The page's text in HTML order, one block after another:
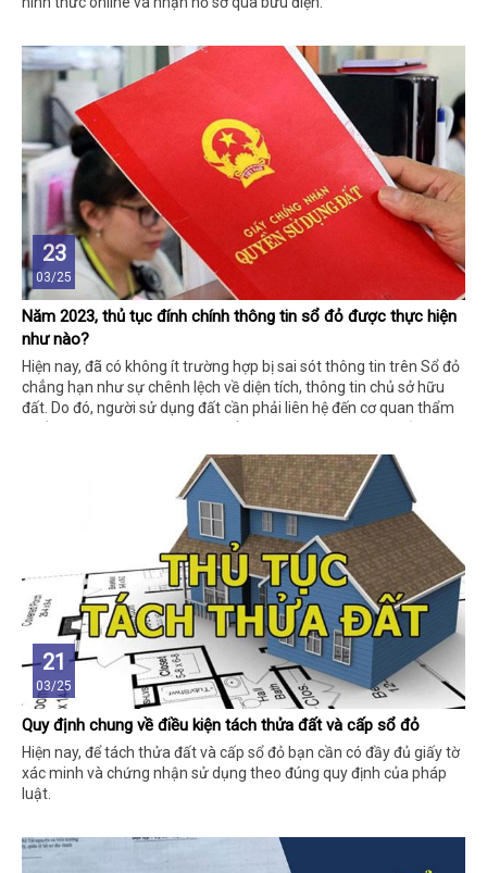
23
03/25
Năm 2023, thủ tục đính chính thông tin sổ đỏ được thực hiện
như nào?
Hiện nay, đã có không ít trường hợp bị sai sót thông tin trên Sổ đỏ
chẳng hạn như sự chênh lệch về diện tích, thông tin chủ sở hữu
đất. Do đó, người sử dụng đất cần phải liên hệ đến cơ quan thẩm
21
03/25
Quy định chung về điều kiện tách thửa đất và cấp sổ đỏ
Hiện nay, để tách thửa đất và cấp sổ đỏ bạn cần có đầy đủ giấy tờ
xác minh và chứng nhận sử dụng theo đúng quy định của pháp
luật.